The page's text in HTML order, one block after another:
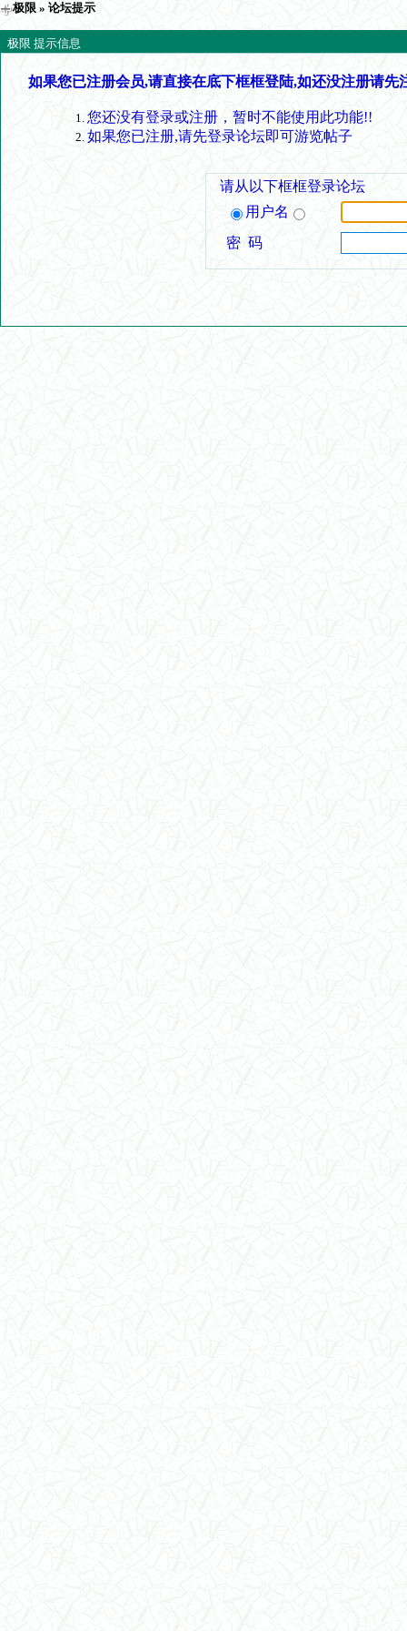
极限 » 论坛提示
极限 提示信息
如果您已注册会员,请直接在底下框框登陆,如还没注册请先
您还没有登录或注册，暂时不能使用此功能!!
如果您已注册,请先登录论坛即可游览帖子
请从以下框框登录论坛
用户名
密 码